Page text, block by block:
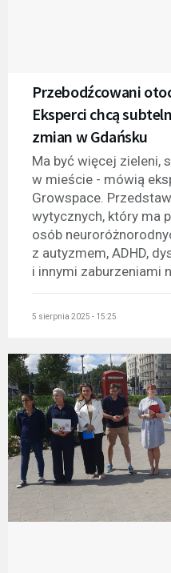
Przebodźcowani
Eksperci chcą
zmian w Gdańsku
Ma być więcej zieleni,
w mieście - mówią
Growspace.
wytycznych, który ma
osób
z autyzmem, ADHD,
i innymi zaburzeniami
5 sierpnia 2025 - 15:25